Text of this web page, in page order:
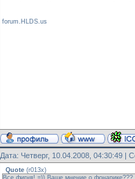
forum.HLDS.us
Дата: Четверг, 10.04.2008, 04:30:49 |
Quote (r013x)
Все фигня! =)) Ваше мнение о